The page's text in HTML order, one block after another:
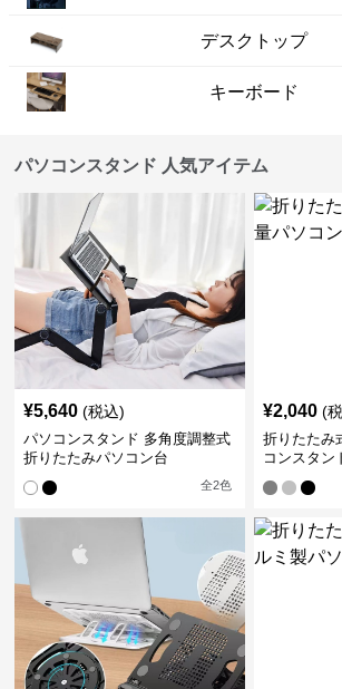
デスクトップ
キーボード
パソコンスタンド 人気アイテム
¥5,640 (税込)
パソコンスタンド 多角度調整式
折りたたみパソコン台
全2色
¥2,040 (
折りたたみ
コンスタン